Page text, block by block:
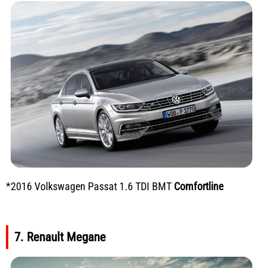
*2016 Volkswagen Passat 1.6 TDI BMT Comfortline
7. Renault Megane